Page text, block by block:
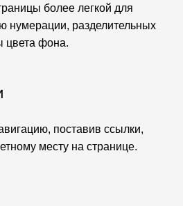
более легкой для
нумерации, разделительных
цвета фона.
поставив ссылки,
месту на странице.